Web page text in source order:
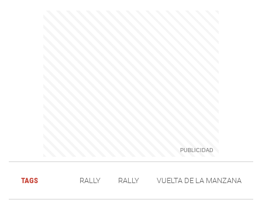
TAGS RALLY RALLY VUELTA DE LA MANZANA